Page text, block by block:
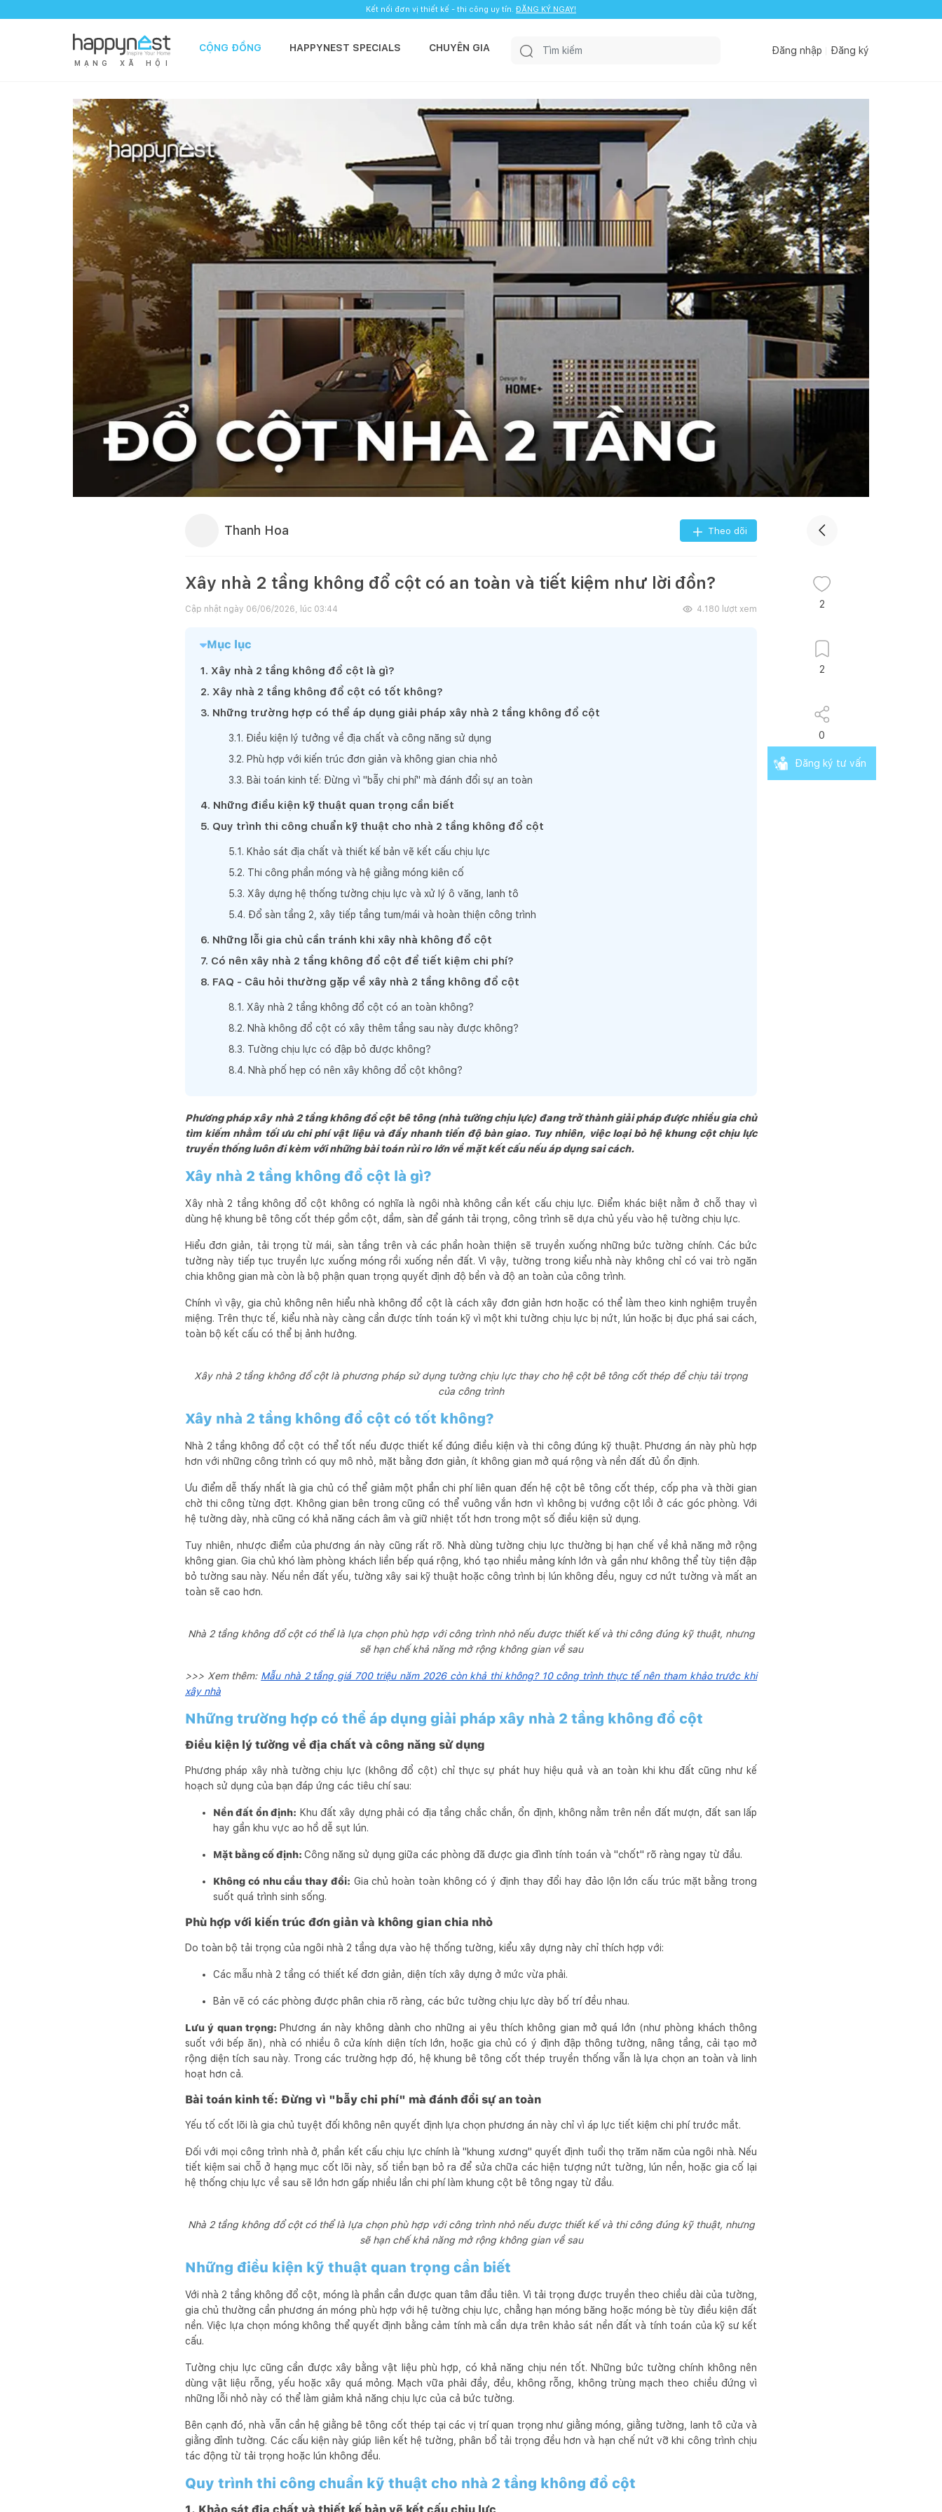
Kết nối đơn vị thiết kế - thi công uy tín. ĐĂNG KÝ NGAY!
M Ạ N G X Ã H Ộ I
CỘNG ĐỒNG HAPPYNEST SPECIALS CHUYÊN GIA Đăng nhập Đăng ký
Thanh Hoa Theo dõi
Xây nhà 2 tầng không đổ cột có an toàn và tiết kiệm như lời đồn?
Cập nhật ngày 06/06/2026, lúc 03:44 4.180 lượt xem
Mục lục
1. Xây nhà 2 tầng không đổ cột là gì?
2. Xây nhà 2 tầng không đổ cột có tốt không?
3. Những trường hợp có thể áp dụng giải pháp xây nhà 2 tầng không đổ cột
3.1 . Điều kiện lý tưởng về địa chất và công năng sử dụng
3.2. Phù hợp với kiến trúc đơn giản và không gian chia nhỏ
3.3. Bài toán kinh tế: Đừng vì "bẫy chi phí" mà đánh đổi sự an toàn
4. Những điều kiện kỹ thuật quan trọng cần biết
5. Quy trình thi công chuẩn kỹ thuật cho nhà 2 tầng không đổ cột
5.1 . Khảo sát địa chất và thiết kế bản vẽ kết cấu chịu lực
5.2. Thi công phần móng và hệ giằng móng kiên cố
5.3. Xây dựng hệ thống tường chịu lực và xử lý ô văng, lanh tô
5.4. Đổ sàn tầng 2, xây tiếp tầng tum/mái và hoàn thiện công trình
6. Những lỗi gia chủ cần tránh khi xây nhà không đổ cột
7. Có nên xây nhà 2 tầng không đổ cột để tiết kiệm chi phí?
8. FAQ - Câu hỏi thường gặp về xây nhà 2 tầng không đổ cột
8.1 . Xây nhà 2 tầng không đổ cột có an toàn không?
8.2. Nhà không đổ cột có xây thêm tầng sau này được không?
8.3. Tường chịu lực có đập bỏ được không?
8.4. Nhà phố hẹp có nên xây không đổ cột không?
Phương pháp xây nhà 2 tầng không đổ cột bê tông (nhà tường chịu lực) đang trở thành giải pháp được nhiều gia chủ
tìm kiếm nhằm tối ưu chi phí vật liệu và đẩy nhanh tiến độ bàn giao. Tuy nhiên, việc loại bỏ hệ khung cột chịu lực
truyền thống luôn đi kèm với những bài toán rủi ro lớn về mặt kết cấu nếu áp dụng sai cách.
Xây nhà 2 tầng không đổ cột là gì?
Xây nhà 2 tầng không đổ cột không có nghĩa là ngôi nhà không cần kết cấu chịu lực. Điểm khác biệt nằm ở chỗ thay vì
dùng hệ khung bê tông cốt thép gồm cột, dầm, sàn để gánh tải trọng, công trình sẽ dựa chủ yếu vào hệ tường chịu lực.
Hiểu đơn giản, tải trọng từ mái, sàn tầng trên và các phần hoàn thiện sẽ truyền xuống những bức tường chính. Các bức
tường này tiếp tục truyền lực xuống móng rồi xuống nền đất. Vì vậy, tường trong kiểu nhà này không chỉ có vai trò ngăn
chia không gian mà còn là bộ phận quan trọng quyết định độ bền và độ an toàn của công trình.
Chính vì vậy, gia chủ không nên hiểu nhà không đổ cột là cách xây đơn giản hơn hoặc có thể làm theo kinh nghiệm truyền
miệng. Trên thực tế, kiểu nhà này càng cần được tính toán kỹ vì một khi tường chịu lực bị nứt, lún hoặc bị đục phá sai cách,
toàn bộ kết cấu có thể bị ảnh hưởng.
Xây nhà 2 tầng không đổ cột là phương pháp sử dụng tường chịu lực thay cho hệ cột bê tông cốt thép để chịu tải trọng
của công trình
Xây nhà 2 tầng không đổ cột có tốt không?
Nhà 2 tầng không đổ cột có thể tốt nếu được thiết kế đúng điều kiện và thi công đúng kỹ thuật. Phương án này phù hợp
hơn với những công trình có quy mô nhỏ, mặt bằng đơn giản, ít không gian mở quá rộng và nền đất đủ ổn định.
Ưu điểm dễ thấy nhất là gia chủ có thể giảm một phần chi phí liên quan đến hệ cột bê tông cốt thép, cốp pha và thời gian
chờ thi công từng đợt. Không gian bên trong cũng có thể vuông vắn hơn vì không bị vướng cột lồi ở các góc phòng. Với
hệ tường dày, nhà cũng có khả năng cách âm và giữ nhiệt tốt hơn trong một số điều kiện sử dụng.
Tuy nhiên, nhược điểm của phương án này cũng rất rõ. Nhà dùng tường chịu lực thường bị hạn chế về khả năng mở rộng
không gian. Gia chủ khó làm phòng khách liền bếp quá rộng, khó tạo nhiều mảng kính lớn và gần như không thể tùy tiện đập
bỏ tường sau này. Nếu nền đất yếu, tường xây sai kỹ thuật hoặc công trình bị lún không đều, nguy cơ nứt tường và mất an
toàn sẽ cao hơn.
Nhà 2 tầng không đổ cột có thể là lựa chọn phù hợp với công trình nhỏ nếu được thiết kế và thi công đúng kỹ thuật, nhưng
sẽ hạn chế khả năng mở rộng không gian về sau
>>> Xem thêm: Mẫu nhà 2 tầng giá 700 triệu năm 2026 còn khả thi không? 10 công trình thực tế nên tham khảo trước khi
xây nhà
Những trường hợp có thể áp dụng giải pháp xây nhà 2 tầng không đổ cột
Điều kiện lý tưởng về địa chất và công năng sử dụng
Phương pháp xây nhà tường chịu lực (không đổ cột) chỉ thực sự phát huy hiệu quả và an toàn khi khu đất cũng như kế
hoạch sử dụng của bạn đáp ứng các tiêu chí sau:
Nền đất ổn định: Khu đất xây dựng phải có địa tầng chắc chắn, ổn định, không nằm trên nền đất mượn, đất san lấp
hay gần khu vực ao hồ dễ sụt lún.
Mặt bằng cố định: Công năng sử dụng giữa các phòng đã được gia đình tính toán và "chốt" rõ ràng ngay từ đầu.
Không có nhu cầu thay đổi: Gia chủ hoàn toàn không có ý định thay đổi hay đảo lộn lớn cấu trúc mặt bằng trong
suốt quá trình sinh sống.
Phù hợp với kiến trúc đơn giản và không gian chia nhỏ
Do toàn bộ tải trọng của ngôi nhà 2 tầng dựa vào hệ thống tường, kiểu xây dựng này chỉ thích hợp với:
Các mẫu nhà 2 tầng có thiết kế đơn giản, diện tích xây dựng ở mức vừa phải.
Bản vẽ có các phòng được phân chia rõ ràng, các bức tường chịu lực dày bố trí đều nhau.
Lưu ý quan trọng: Phương án này không dành cho những ai yêu thích không gian mở quá lớn (như phòng khách thông
suốt với bếp ăn), nhà có nhiều ô cửa kính diện tích lớn, hoặc gia chủ có ý định đập thông tường, nâng tầng, cải tạo mở
rộng diện tích sau này. Trong các trường hợp đó, hệ khung bê tông cốt thép truyền thống vẫn là lựa chọn an toàn và linh
hoạt hơn cả.
Bài toán kinh tế: Đừng vì "bẫy chi phí" mà đánh đổi sự an toàn
Yếu tố cốt lõi là gia chủ tuyệt đối không nên quyết định lựa chọn phương án này chỉ vì áp lực tiết kiệm chi phí trước mắt.
Đối với mọi công trình nhà ở, phần kết cấu chịu lực chính là "khung xương" quyết định tuổi thọ trăm năm của ngôi nhà. Nếu
tiết kiệm sai chỗ ở hạng mục cốt lõi này, số tiền bạn bỏ ra để sửa chữa các hiện tượng nứt tường, lún nền, hoặc gia cố lại
hệ thống chịu lực về sau sẽ lớn hơn gấp nhiều lần chi phí làm khung cột bê tông ngay từ đầu.
Nhà 2 tầng không đổ cột có thể là lựa chọn phù hợp với công trình nhỏ nếu được thiết kế và thi công đúng kỹ thuật, nhưng
sẽ hạn chế khả năng mở rộng không gian về sau
Những điều kiện kỹ thuật quan trọng cần biết
Với nhà 2 tầng không đổ cột, móng là phần cần được quan tâm đầu tiên. Vì tải trọng được truyền theo chiều dài của tường,
gia chủ thường cần phương án móng phù hợp với hệ tường chịu lực, chẳng hạn móng băng hoặc móng bè tùy điều kiện đất
nền. Việc lựa chọn móng không thể quyết định bằng cảm tính mà cần dựa trên khảo sát nền đất và tính toán của kỹ sư kết
cấu.
Tường chịu lực cũng cần được xây bằng vật liệu phù hợp, có khả năng chịu nén tốt. Những bức tường chính không nên
dùng vật liệu rỗng, yếu hoặc xây quá mỏng. Mạch vữa phải đầy, đều, không rỗng, không trùng mạch theo chiều đứng vì
những lỗi nhỏ này có thể làm giảm khả năng chịu lực của cả bức tường.
Bên cạnh đó, nhà vẫn cần hệ giằng bê tông cốt thép tại các vị trí quan trọng như giằng móng, giằng tường, lanh tô cửa và
giằng đỉnh tường. Các cấu kiện này giúp liên kết hệ tường, phân bổ tải trọng đều hơn và hạn chế nứt vỡ khi công trình chịu
tác động từ tải trọng hoặc lún không đều.
Quy trình thi công chuẩn kỹ thuật cho nhà 2 tầng không đổ cột
2
2
0
Đăng ký tư vấn